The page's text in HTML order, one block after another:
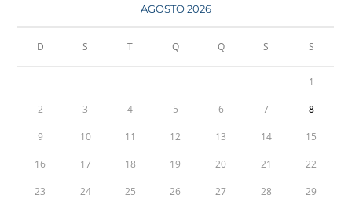
AGOSTO 2026
D S T Q Q S S
1
2 3 4 5 6 7 8
9 10 11 12 13 14 15
16 17 18 19 20 21 22
23 24 25 26 27 28 29